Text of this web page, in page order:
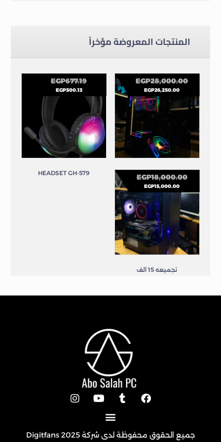
المنتجات المعروضة مؤخراً
عرض الثانوى العام1
تجميعات
EGP28,000.00
EGP26,250.00
HEADSET GH-579
EGP677.19
EGP500.13
تجميعه 15 الف
EGP18,000.00
EGP15,000.00
جميع الحقوق محفوظة لدى شركة 2025 Digitfans